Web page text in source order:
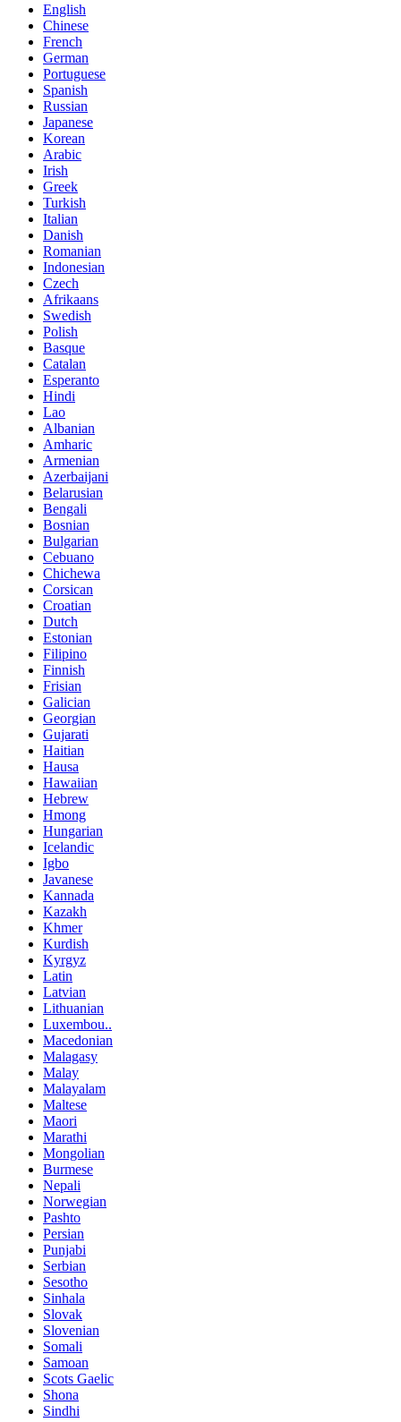
English
Chinese
French
German
Portuguese
Spanish
Russian
Japanese
Korean
Arabic
Irish
Greek
Turkish
Italian
Danish
Romanian
Indonesian
Czech
Afrikaans
Swedish
Polish
Basque
Catalan
Esperanto
Hindi
Lao
Albanian
Amharic
Armenian
Azerbaijani
Belarusian
Bengali
Bosnian
Bulgarian
Cebuano
Chichewa
Corsican
Croatian
Dutch
Estonian
Filipino
Finnish
Frisian
Galician
Georgian
Gujarati
Haitian
Hausa
Hawaiian
Hebrew
Hmong
Hungarian
Icelandic
Igbo
Javanese
Kannada
Kazakh
Khmer
Kurdish
Kyrgyz
Latin
Latvian
Lithuanian
Luxembou..
Macedonian
Malagasy
Malay
Malayalam
Maltese
Maori
Marathi
Mongolian
Burmese
Nepali
Norwegian
Pashto
Persian
Punjabi
Serbian
Sesotho
Sinhala
Slovak
Slovenian
Somali
Samoan
Scots Gaelic
Shona
Sindhi